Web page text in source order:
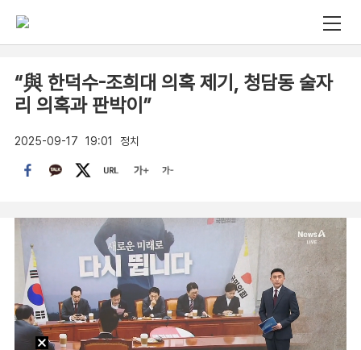
“與 한덕수-조희대 의혹 제기, 청담동 술자
리 의혹과 판박이”
2025-09-17 19:01 정치